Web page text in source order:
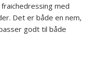
med
Det er både en nem,
godt til både